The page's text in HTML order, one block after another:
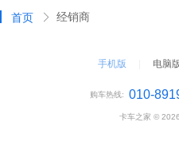
首页 经销商
手机版 电脑
购车热线: 010-
卡车之家 © 2026